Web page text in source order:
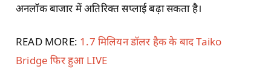
अनलॉक बाजार में अतिरिक्त सप्लाई बढ़ा सकता है।
READ MORE: 1.7 मिलियन डॉलर हैक के बाद Taiko
Bridge फिर हुआ LIVE